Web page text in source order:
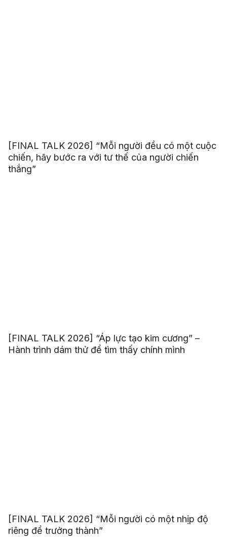
[FINAL TALK 2026] “Mỗi người đều có một cuộc
chiến, hãy bước ra với tư thế của người chiến
thắng”
[FINAL TALK 2026] “Áp lực tạo kim cương” –
Hành trình dám thử để tìm thấy chính mình
[FINAL TALK 2026] “Mỗi người có một nhịp độ
riêng để trưởng thành”